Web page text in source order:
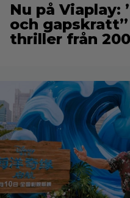
Nu på Viaplay:
och
thriller från